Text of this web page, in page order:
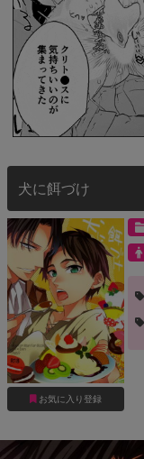
犬に餌づけ
お気に入り登録